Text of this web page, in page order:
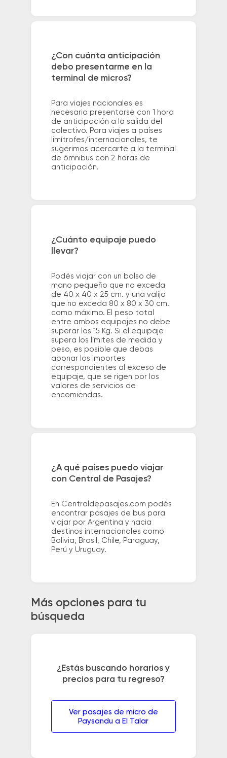
¿Con cuánta anticipación
debo presentarme en la
terminal de micros?
Para viajes nacionales es
necesario presentarse con 1 hora
de anticipación a la salida del
colectivo. Para viajes a países
limítrofes/internacionales, te
sugerimos acercarte a la terminal
de ómnibus con 2 horas de
anticipación.
¿Cuánto equipaje puedo
llevar?
Podés viajar con un bolso de
mano pequeño que no exceda
de 40 x 40 x 25 cm. y una valija
que no exceda 80 x 80 x 30 cm.
como máximo. El peso total
entre ambos equipajes no debe
superar los 15 Kg. Si el equipaje
supera los límites de medida y
peso, es posible que debas
abonar los importes
correspondientes al exceso de
equipaje, que se rigen por los
valores de servicios de
encomiendas.
¿A qué países puedo viajar
con Central de Pasajes?
En Centraldepasajes.com podés
encontrar pasajes de bus para
viajar por Argentina y hacia
destinos internacionales como
Bolivia, Brasil, Chile, Paraguay,
Perú y Uruguay.
Más opciones para tu
búsqueda
¿Estás buscando horarios y
precios para tu regreso?
Ver pasajes de micro de
Paysandu a El Talar